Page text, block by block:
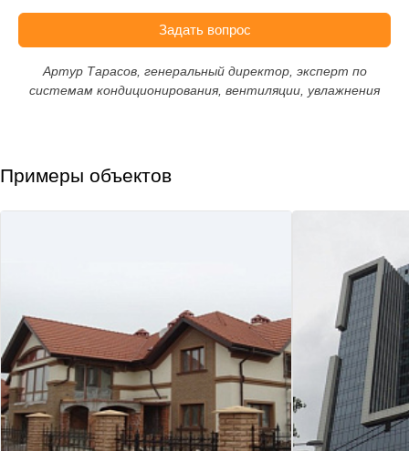
Задать вопрос
Артур Тарасов, генеральный директор, эксперт по
системам кондиционирования, вентиляции, увлажнения
Примеры объектов